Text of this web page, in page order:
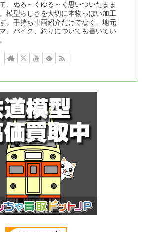
、ぬる～くゆる～く思いついたまま
模型らしさを大切に本物っぽい加工
。手持ち車両紹介だけでなく、地元
、バイク、釣りについても書いてい